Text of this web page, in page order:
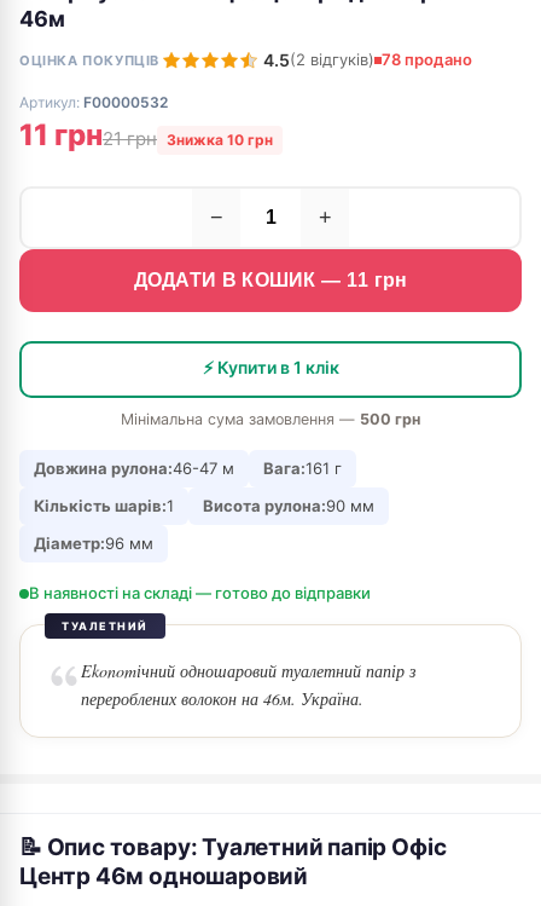
46м
ОЦІНКА ПОКУПЦІВ 4.5(2 відгуків) 78 продано
Артикул: F00000532
11 грн21 грн Знижка 10 грн
− +
ДОДАТИ В КОШИК — 11 грн
⚡ Купити в 1 клік
Мінімальна сума замовлення — 500 грн
Довжина рулона:46-47 м Вага:161 г
Кількість шарів:1 Висота рулона:90 мм
Діаметр:96 мм
В наявності на складі — готово до відправки
ТУАЛЕТНИЙ
Ekonomічний одношаровий туалетний папір з
перероблених волокон на 46м. Україна.
📝 Опис товару: Туалетний папір Офіс
Центр 46м одношаровий